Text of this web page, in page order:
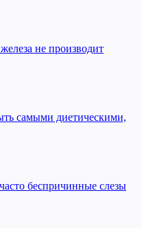
не производит
самыми диетическими,
беспричинные слезы